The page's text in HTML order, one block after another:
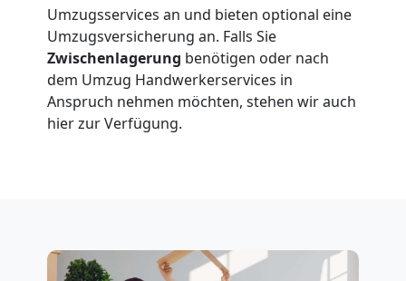
Umzugsservices an und bieten optional eine
Umzugsversicherung an. Falls Sie
Zwischenlagerung benötigen oder nach
dem Umzug Handwerkerservices in
Anspruch nehmen möchten, stehen wir auch
hier zur Verfügung.
Möbellift
Wolfsberg
Übersiedlung
Klaviertransport